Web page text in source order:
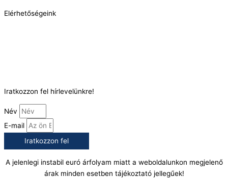
Elérhetőségeink
Iratkozzon fel hírlevelünkre!
Név
E-mail
Iratkozzon fel
A jelenlegi instabil euró árfolyam miatt a weboldalunkon megjelenő
árak minden esetben tájékoztató jellegűek!